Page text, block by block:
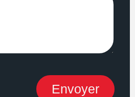
Envoyer